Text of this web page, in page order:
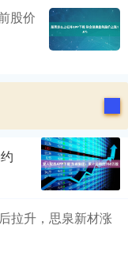
股价
拉升，思泉新材涨